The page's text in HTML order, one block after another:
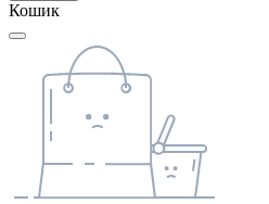
Кошик